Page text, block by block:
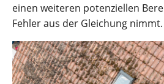
einen weiteren potenziellen
Fehler aus der Gleichung nimmt.